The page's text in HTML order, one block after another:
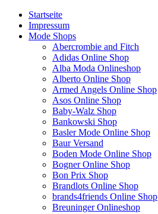
Startseite
Impressum
Mode Shops
Abercrombie and Fitch
Adidas Online Shop
Alba Moda Onlineshop
Alberto Online Shop
Armed Angels Online Shop
Asos Online Shop
Baby-Walz Shop
Bankowski Shop
Basler Mode Online Shop
Baur Versand
Boden Mode Online Shop
Bogner Online Shop
Bon Prix Shop
Brandlots Online Shop
brands4friends Online Shop
Breuninger Onlineshop